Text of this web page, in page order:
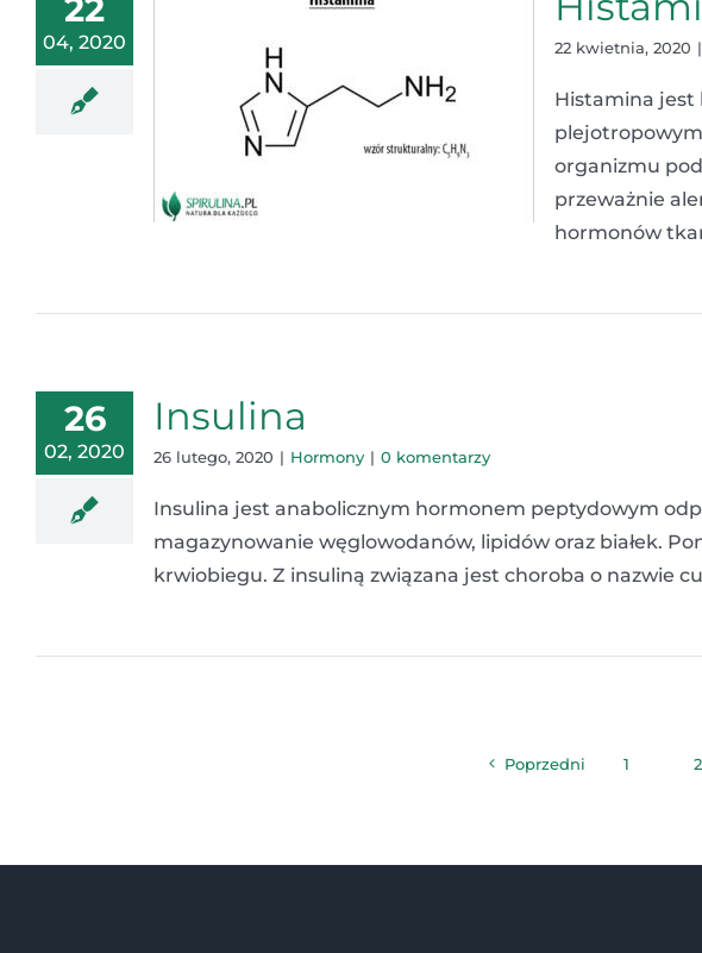
22
04, 2020 22 kwietnia, 2020 |
Histamina jest
organizmu
przeważnie
hormonów
26
02, 2020
Insulina
26 lutego, 2020 | Hormony | 0 komentarzy
Insulina jest anabolicznym hormonem peptydowym
magazynowanie węglowodanów, lipidów oraz białek.
krwiobiegu. Z insuliną związana jest choroba o nazwie
Poprzedni 1 2